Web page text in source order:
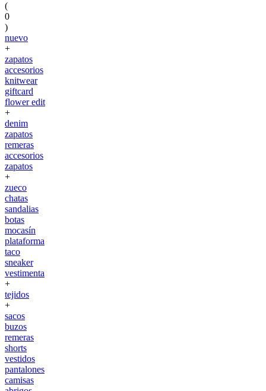
(
0
)
nuevo
+
zapatos
accesorios
knitwear
giftcard
flower edit
+
denim
zapatos
remeras
accesorios
zapatos
+
zueco
chatas
sandalias
botas
mocasín
plataforma
taco
sneaker
vestimenta
+
tejidos
+
sacos
buzos
remeras
shorts
vestidos
pantalones
camisas